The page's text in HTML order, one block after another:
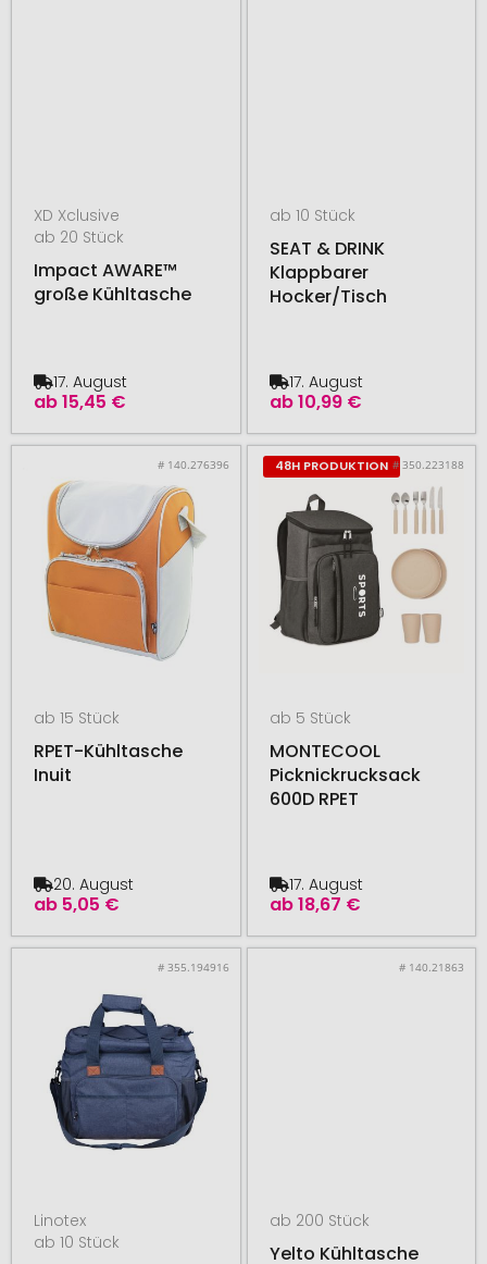
XD Xclusive
ab 20 Stück
Impact AWARE™
große Kühltasche
ab15,45 €
17. August
ab 10 Stück
SEAT & DRINK
Klappbarer
Hocker/Tisch
ab10,99 €
17. August
# 140.276396
ab 15 Stück
RPET-Kühltasche
Inuit
ab 5,05 €
20. August
48H PRODUKTION # 350.223188
ab 5 Stück
MONTECOOL
Picknickrucksack
600D RPET
ab18,67 €
17. August
# 355.194916
Linotex
ab 10 Stück
# 140.21863
ab 200 Stück
Yelto Kühltasche